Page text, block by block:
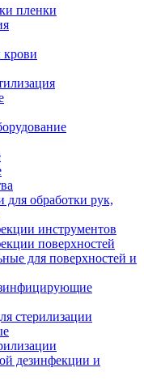
пленки
крови
обработки рук,
инструментов
поверхностей
для поверхностей и
стерилизации
дезинфекции и